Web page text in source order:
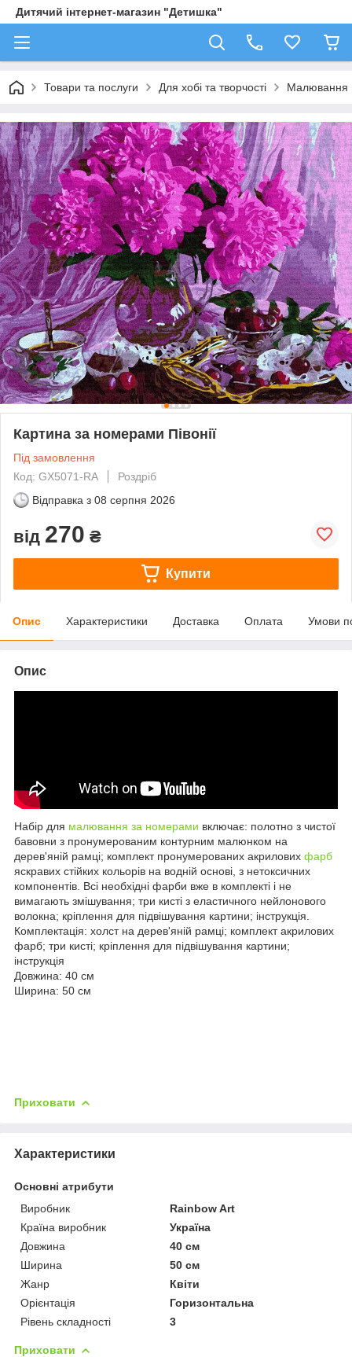
Дитячий інтернет-магазин "Детишка"
Товари та послуги Для хобі та творчості Малювання
Картина за номерами Півонії
Під замовлення
Код: GX5071-RA
Роздріб
Відправка з 08 серпня 2026
від 270 ₴
Купити
Опис Характеристики Доставка Оплата Умови
Опис
Набір для малювання за номерами включає: полотно з чистої
бавовни з пронумерованим контурним малюнком на
дерев'яній рамці; комплект пронумерованих акрилових фарб
яскравих стійких кольорів на водній основі, з нетоксичних
компонентів. Всі необхідні фарби вже в комплекті і не
вимагають змішування; три кисті з еластичного нейлонового
волокна; кріплення для підвішування картини; інструкція.
Комплектація: холст на дерев'яній рамці; комплект акрилових
фарб; три кисті; кріплення для підвішування картини;
інструкція
Довжина: 40 см
Ширина: 50 см
Приховати
Характеристики
Основні атрибути
Виробник
Rainbow Art
Країна виробник
Україна
Довжина
40 см
Ширина
50 см
Жанр
Квіти
Орієнтація
Горизонтальна
Рівень складності
3
Приховати